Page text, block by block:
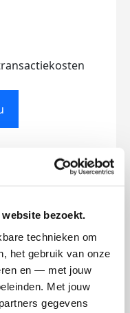
bezoekt.
technieken om
het gebruik van onze
en — met jouw
Met jouw
gegevens
€500